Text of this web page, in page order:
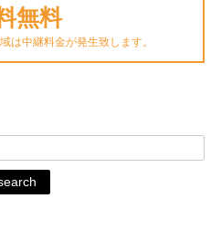
無料
は中継料金が発生致します。